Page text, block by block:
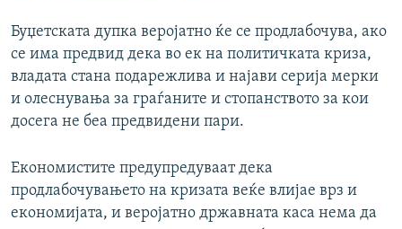
Буџетската дупка веројатно ќе се продлабочува, ако
се има предвид дека во ек на политичката криза,
владата стана подарежлива и најави серија мерки
и олеснувања за граѓаните и стопанството за кои
досега не беа предвидени пари.
Економистите предупредуваат дека
продлабочувањето на кризата веќе влијае врз и
економијата, и веројатно државната каса нема да